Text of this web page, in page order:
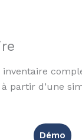
inventaire
partir d’une
Démo